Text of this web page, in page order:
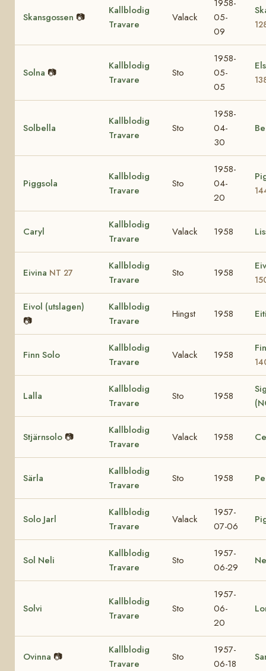
Skansgossen 📷
Kallblodig
Travare
Valack
1958-
05-
09
Solna 📷
Kallblodig
Travare
Sto
1958-
05-
05
Solbella
Kallblodig
Travare
Sto
1958-
04-
30
Piggsola
Kallblodig
Travare
Sto
1958-
04-
20
Caryl
Kallblodig
Travare
Valack 1958
Eivina NT 27
Kallblodig
Travare
Sto 1958
Eivol (utslagen)
📷
Kallblodig
Travare
Hingst 1958
Finn Solo
Kallblodig
Travare
Valack 1958
Lalla
Kallblodig
Travare
Sto 1958
Stjärnsolo 📷
Kallblodig
Travare
Valack 1958
Särla
Kallblodig
Travare
Sto 1958
Solo Jarl
Kallblodig
Travare
Valack
1957-
07-06
Sol Neli
Kallblodig
Travare
Sto
1957-
06-29
Solvi
Kallblodig
Travare
Sto
1957-
06-
20
Ovinna 📷
Kallblodig
Travare
Sto
1957-
06-18